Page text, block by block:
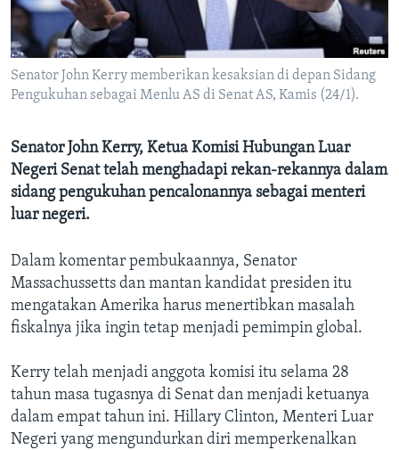
Senator John Kerry memberikan kesaksian di depan Sidang
Pengukuhan sebagai Menlu AS di Senat AS, Kamis (24/1).
Senator John Kerry, Ketua Komisi Hubungan Luar
Negeri Senat telah menghadapi rekan-rekannya dalam
sidang pengukuhan pencalonannya sebagai menteri
luar negeri.
Dalam komentar pembukaannya, Senator
Massachussetts dan mantan kandidat presiden itu
mengatakan Amerika harus menertibkan masalah
fiskalnya jika ingin tetap menjadi pemimpin global.
Kerry telah menjadi anggota komisi itu selama 28
tahun masa tugasnya di Senat dan menjadi ketuanya
dalam empat tahun ini. Hillary Clinton, Menteri Luar
Negeri yang mengundurkan diri memperkenalkan